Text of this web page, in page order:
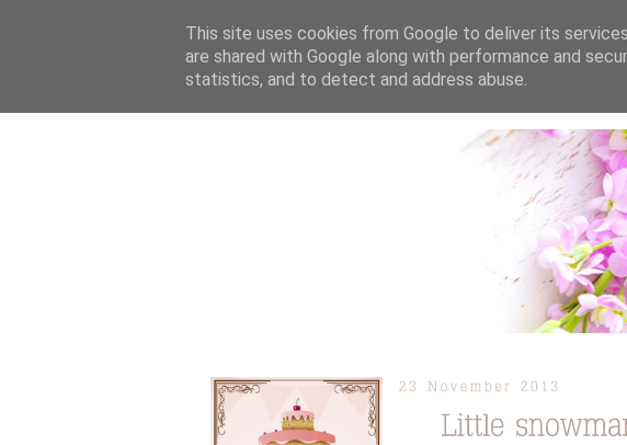
ÜBER MICH KOOPERATION
This site uses cookies from Google to deliver its
are shared with Google along with performance and
statistics, and to detect and address abuse.